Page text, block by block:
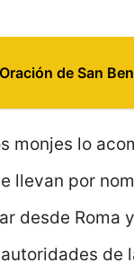
Oración de San
monjes lo
llevan por
desde Roma
de